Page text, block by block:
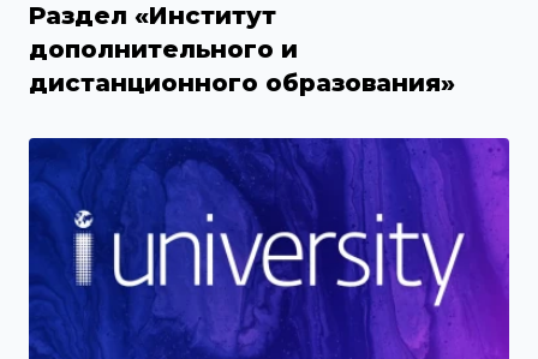
Раздел «Институт
дополнительного и
дистанционного образования»